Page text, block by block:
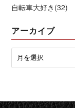
自転車大好き(32)
アーカイブ